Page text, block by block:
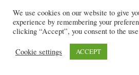
– dalla parte turca lasciando la parte
situazione di stallo politico, culturale e
di abbandonare la gente pomacca, ma
We use cookies on our website to give
experience by remembering your
clicking “Accept”, you consent to the
Cookie settings ACCEPT